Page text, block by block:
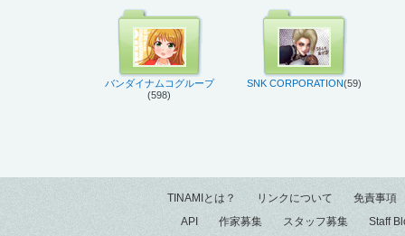
バンダイナムコグループ
(598)
SNK CORPORATION(59)
TINAMIとは？ リンクについて
免責事項
API
作家募集 スタッフ募集 Staff